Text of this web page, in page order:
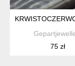
75 zł